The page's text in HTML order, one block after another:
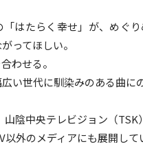
「はたらく幸せ」が、めぐ
ってほしい。
わせる。
い世代に馴染みのある曲に
陰中央テレビジョン（
外のメディアにも展開して